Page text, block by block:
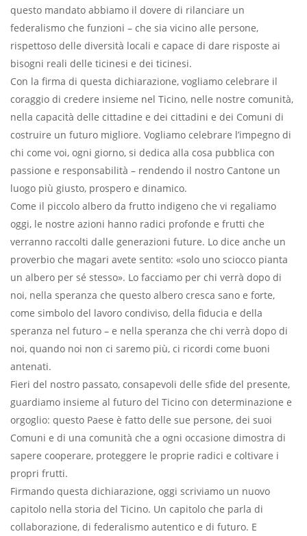
questo mandato abbiamo il dovere di rilanciare un
federalismo che funzioni – che sia vicino alle persone,
rispettoso delle diversità locali e capace di dare risposte ai
bisogni reali delle ticinesi e dei ticinesi.
Con la firma di questa dichiarazione, vogliamo celebrare il
coraggio di credere insieme nel Ticino, nelle nostre comunità,
nella capacità delle cittadine e dei cittadini e dei Comuni di
costruire un futuro migliore. Vogliamo celebrare l’impegno di
chi come voi, ogni giorno, si dedica alla cosa pubblica con
passione e responsabilità – rendendo il nostro Cantone un
luogo più giusto, prospero e dinamico.
Come il piccolo albero da frutto indigeno che vi regaliamo
oggi, le nostre azioni hanno radici profonde e frutti che
verranno raccolti dalle generazioni future. Lo dice anche un
proverbio che magari avete sentito: «solo uno sciocco pianta
un albero per sé stesso». Lo facciamo per chi verrà dopo di
noi, nella speranza che questo albero cresca sano e forte,
come simbolo del lavoro condiviso, della fiducia e della
speranza nel futuro – e nella speranza che chi verrà dopo di
noi, quando noi non ci saremo più, ci ricordi come buoni
antenati.
Fieri del nostro passato, consapevoli delle sfide del presente,
guardiamo insieme al futuro del Ticino con determinazione e
orgoglio: questo Paese è fatto delle sue persone, dei suoi
Comuni e di una comunità che a ogni occasione dimostra di
sapere cooperare, proteggere le proprie radici e coltivare i
propri frutti.
Firmando questa dichiarazione, oggi scriviamo un nuovo
capitolo nella storia del Ticino. Un capitolo che parla di
collaborazione, di federalismo autentico e di futuro. E